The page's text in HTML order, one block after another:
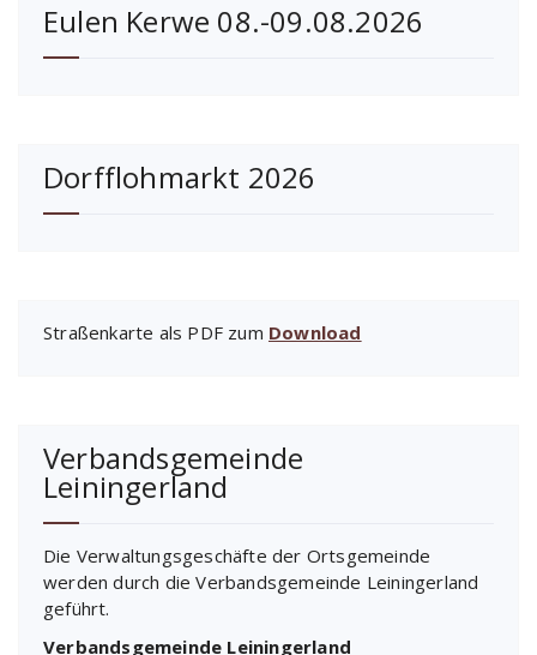
Eulen Kerwe 08.-09.08.2026
Dorfflohmarkt 2026
Straßenkarte als PDF zum Download
Verbandsgemeinde
Leiningerland
Die Verwaltungsgeschäfte der Ortsgemeinde
werden durch die Verbandsgemeinde Leiningerland
geführt.
Verbandsgemeinde Leiningerland